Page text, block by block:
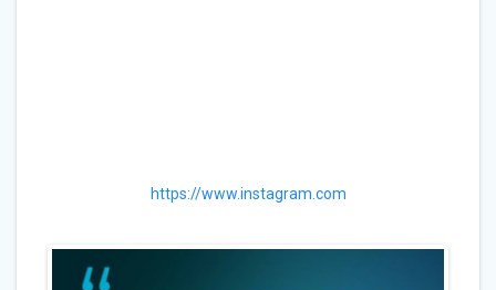
https://www.instagram.com